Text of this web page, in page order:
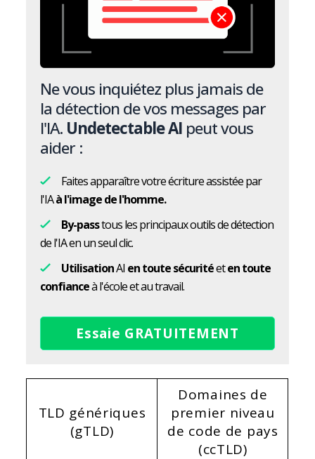
Ne vous inquiétez plus jamais de
la détection de vos messages par
l'IA. Undetectable AI peut vous
aider :
Faites apparaître votre écriture assistée par
l'IAà l'image de l'homme.
By-passtous les principaux outils de détection
de l'IA en un seul clic.
UtilisationAI en toute sécuritéeten toute
confianceà l'école et au travail.
Essaie GRATUITEMENT
TLD génériques
(gTLD)
Domaines de
premier niveau
de code de pays
(ccTLD)